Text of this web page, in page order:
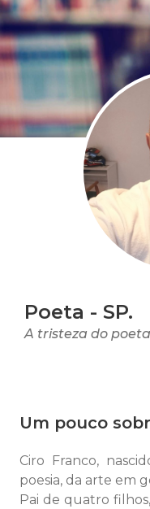
Poeta - SP.
A tristeza do
Um pouco
Ciro Franco,
poesia, da arte em
Pai de quatro